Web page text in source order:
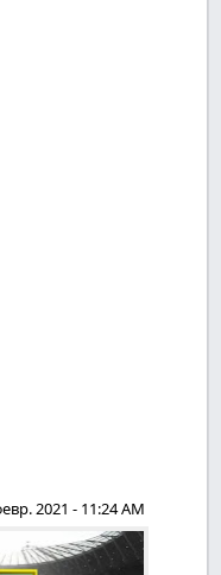
2021 - 11:24 AM